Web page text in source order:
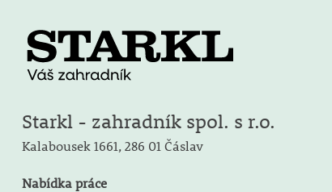
Starkl - zahradník spol. s r.o.
Kalabousek 1661, 286 01 Čáslav
Nabídka práce